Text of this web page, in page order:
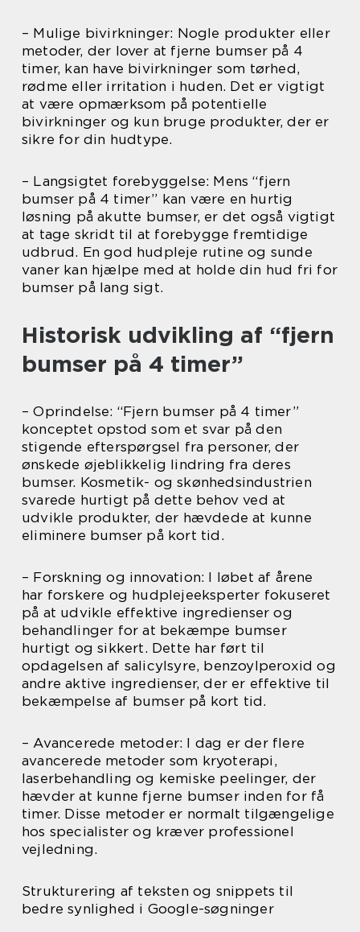
– Mulige bivirkninger: Nogle produkter eller
metoder, der lover at fjerne bumser på 4
timer, kan have bivirkninger som tørhed,
rødme eller irritation i huden. Det er vigtigt
at være opmærksom på potentielle
bivirkninger og kun bruge produkter, der er
sikre for din hudtype.
– Langsigtet forebyggelse: Mens “fjern
bumser på 4 timer” kan være en hurtig
løsning på akutte bumser, er det også vigtigt
at tage skridt til at forebygge fremtidige
udbrud. En god hudpleje rutine og sunde
vaner kan hjælpe med at holde din hud fri for
bumser på lang sigt.
Historisk udvikling af “fjern
bumser på 4 timer”
– Oprindelse: “Fjern bumser på 4 timer”
konceptet opstod som et svar på den
stigende efterspørgsel fra personer, der
ønskede øjeblikkelig lindring fra deres
bumser. Kosmetik- og skønhedsindustrien
svarede hurtigt på dette behov ved at
udvikle produkter, der hævdede at kunne
eliminere bumser på kort tid.
– Forskning og innovation: I løbet af årene
har forskere og hudplejeeksperter fokuseret
på at udvikle effektive ingredienser og
behandlinger for at bekæmpe bumser
hurtigt og sikkert. Dette har ført til
opdagelsen af salicylsyre, benzoylperoxid og
andre aktive ingredienser, der er effektive til
bekæmpelse af bumser på kort tid.
– Avancerede metoder: I dag er der flere
avancerede metoder som kryoterapi,
laserbehandling og kemiske peelinger, der
hævder at kunne fjerne bumser inden for få
timer. Disse metoder er normalt tilgængelige
hos specialister og kræver professionel
vejledning.
Strukturering af teksten og snippets til
bedre synlighed i Google-søgninger